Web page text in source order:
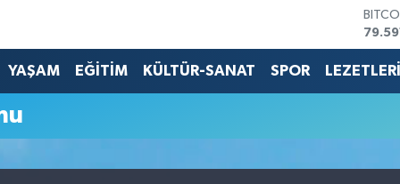
YAŞAM EĞİTİM KÜLTÜR-SANAT SPOR